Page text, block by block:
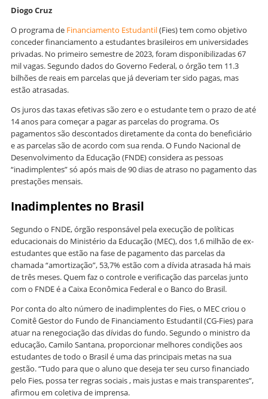
Diogo Cruz
O programa de Financiamento Estudantil(Fies) tem como objetivo
conceder financiamento a estudantes brasileiros em universidades
privadas. No primeiro semestre de 2023, foram disponibilizadas 67
mil vagas. Segundo dados do Governo Federal, o órgão tem 11.3
bilhões de reais em parcelas que já deveriam ter sido pagas, mas
estão atrasadas.
Os juros das taxas efetivas são zero e o estudante tem o prazo de até
14 anos para começar a pagar as parcelas do programa. Os
pagamentos são descontados diretamente da conta do beneficiário
e as parcelas são de acordo com sua renda. O Fundo Nacional de
Desenvolvimento da Educação (FNDE) considera as pessoas
“inadimplentes” só após mais de 90 dias de atraso no pagamento das
prestações mensais.
Inadimplentes no Brasil
Segundo o FNDE, órgão responsável pela execução de políticas
educacionais do Ministério da Educação (MEC), dos 1,6 milhão de ex-
estudantes que estão na fase de pagamento das parcelas da
chamada “amortização”, 53,7% estão com a dívida atrasada há mais
de três meses. Quem faz o controle e verificação das parcelas junto
com o FNDE é a Caixa Econômica Federal e o Banco do Brasil.
Por conta do alto número de inadimplentes do Fies, o MEC criou o
Comitê Gestor do Fundo de Financiamento Estudantil (CG-Fies) para
atuar na renegociação das dívidas do fundo. Segundo o ministro da
educação, Camilo Santana, proporcionar melhores condições aos
estudantes de todo o Brasil é uma das principais metas na sua
gestão. “Tudo para que o aluno que deseja ter seu curso financiado
pelo Fies, possa ter regras sociais , mais justas e mais transparentes”,
afirmou em coletiva de imprensa.